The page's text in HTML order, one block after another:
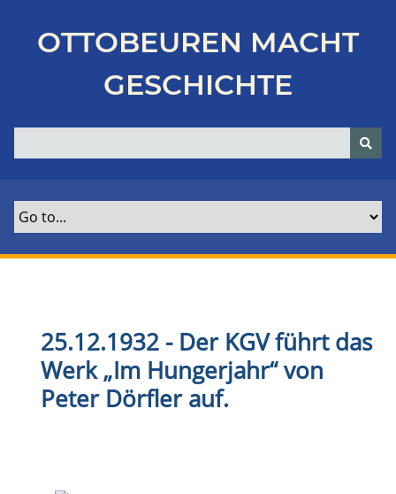
p
OTTOBEUREN MACHT
GESCHICHTE
25.12.1932 - Der KGV führt das
Werk „Im Hungerjahr“ von
Peter Dörfler auf.